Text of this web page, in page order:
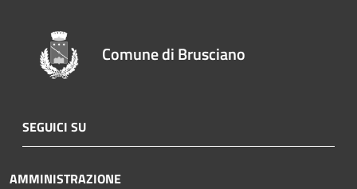
Comune di Brusciano
SEGUICI SU
AMMINISTRAZIONE